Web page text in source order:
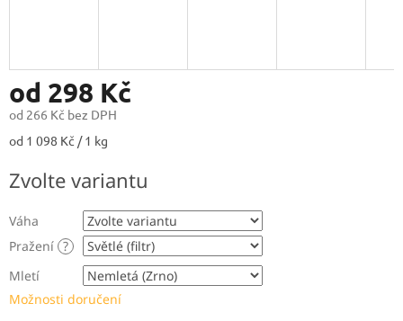
od 298 Kč
od 266 Kč bez DPH
Měrná
od 1 098 Kč / 1 kg
Zvolte variantu
Váha
Pražení ?
Mletí
Možnosti doručení